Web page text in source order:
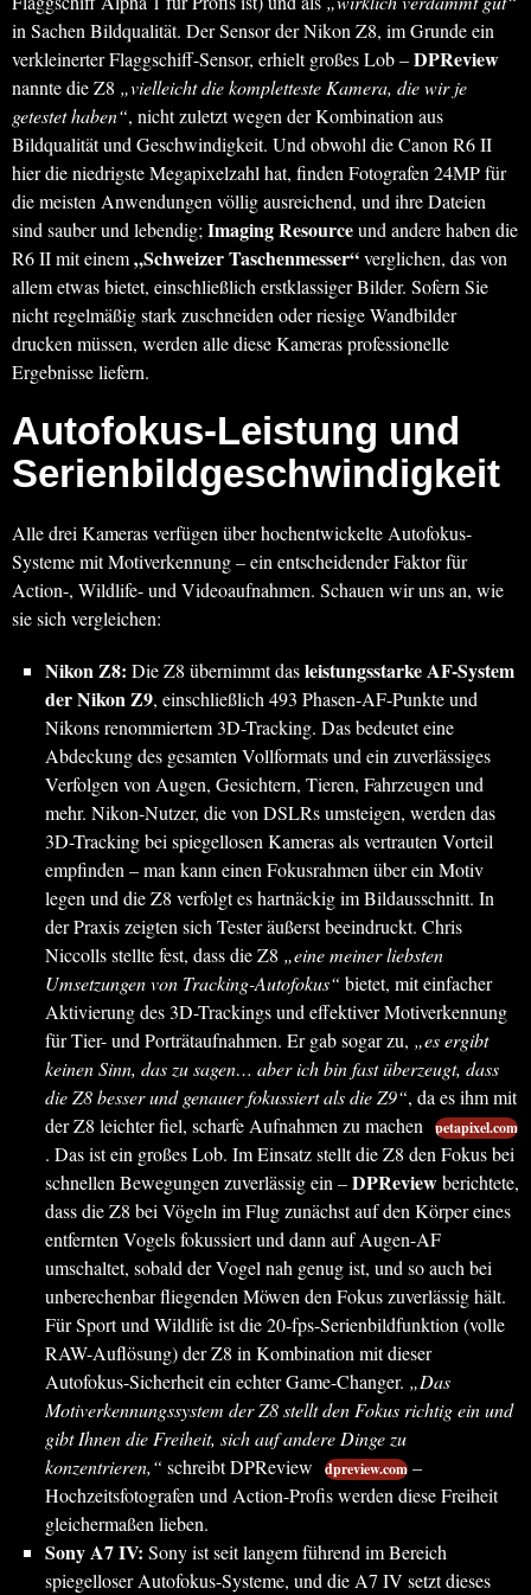
in Sachen Bildqualität. Der Sensor der Nikon Z8, im Grunde ein
verkleinerter Flaggschiff-Sensor, erhielt großes Lob –DPReview
nannte die Z8 „vielleicht die kompletteste Kamera, die wir je
getestet haben“, nicht zuletzt wegen der Kombination aus
Bildqualität und Geschwindigkeit. Und obwohl die Canon R6 II
hier die niedrigste Megapixelzahl hat, finden Fotografen 24MP für
die meisten Anwendungen völlig ausreichend, und ihre Dateien
sind sauber und lebendig;Imaging Resourceund andere haben die
R6 II mit einem„Schweizer Taschenmesser“verglichen, das von
allem etwas bietet, einschließlich erstklassiger Bilder. Sofern Sie
nicht regelmäßig stark zuschneiden oder riesige Wandbilder
drucken müssen, werden alle diese Kameras professionelle
Ergebnisse liefern.
Autofokus-Leistung und
Serienbildgeschwindigkeit
Alle drei Kameras verfügen über hochentwickelte Autofokus-
Systeme mit Motiverkennung – ein entscheidender Faktor für
Action-, Wildlife- und Videoaufnahmen. Schauen wir uns an, wie
sie sich vergleichen:
Nikon Z8: Die Z8 übernimmt dasleistungsstarke AF-System
der Nikon Z9, einschließlich 493 Phasen-AF-Punkte und
Nikons renommiertem 3D-Tracking. Das bedeutet eine
Abdeckung des gesamten Vollformats und ein zuverlässiges
Verfolgen von Augen, Gesichtern, Tieren, Fahrzeugen und
mehr. Nikon-Nutzer, die von DSLRs umsteigen, werden das
3D-Tracking bei spiegellosen Kameras als vertrauten Vorteil
empfinden – man kann einen Fokusrahmen über ein Motiv
legen und die Z8 verfolgt es hartnäckig im Bildausschnitt. In
der Praxis zeigten sich Tester äußerst beeindruckt. Chris
Niccolls stellte fest, dass die Z8 „eine meiner liebsten
Umsetzungen von Tracking-Autofokus“ bietet, mit einfacher
Aktivierung des 3D-Trackings und effektiver Motiverkennung
für Tier- und Porträtaufnahmen. Er gab sogar zu, „es ergibt
keinen Sinn, das zu sagen… aber ich bin fast überzeugt, dass
die Z8 besser und genauer fokussiert als die Z9“, da es ihm mit
der Z8 leichter fiel, scharfe Aufnahmen zu machen petapixel.com
. Das ist ein großes Lob. Im Einsatz stellt die Z8 den Fokus bei
schnellen Bewegungen zuverlässig ein –DPReviewberichtete,
dass die Z8 bei Vögeln im Flug zunächst auf den Körper eines
entfernten Vogels fokussiert und dann auf Augen-AF
umschaltet, sobald der Vogel nah genug ist, und so auch bei
unberechenbar fliegenden Möwen den Fokus zuverlässig hält.
Für Sport und Wildlife ist die 20-fps-Serienbildfunktion (volle
RAW-Auflösung) der Z8 in Kombination mit dieser
Autofokus-Sicherheit ein echter Game-Changer. „Das
Motiverkennungssystem der Z8 stellt den Fokus richtig ein und
gibt Ihnen die Freiheit, sich auf andere Dinge zu
konzentrieren,“ schreibt DPReview dpreview.com –
Hochzeitsfotografen und Action-Profis werden diese Freiheit
gleichermaßen lieben.
Sony A7 IV: Sony ist seit langem führend im Bereich
spiegelloser Autofokus-Systeme, und die A7 IV setzt dieses